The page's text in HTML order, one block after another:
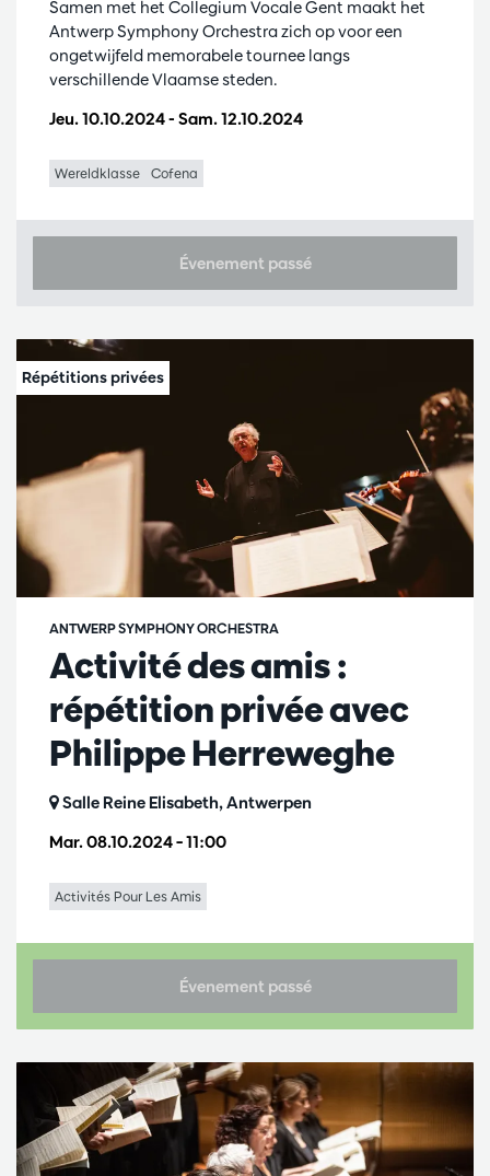
Jeu. 10.10.2024- Sam. 12.10.2024
Samen met het Collegium Vocale Gent maakt het
Antwerp Symphony Orchestra zich op voor een
ongetwijfeld memorabele tournee langs
verschillende Vlaamse steden.
Wereldklasse Cofena
Évenement passé
Activité des amis :
répétition privée avec
Philippe Herreweghe
ANTWERP SYMPHONY ORCHESTRA
Mar. 08.10.2024– 11:00
Salle Reine Elisabeth, Antwerpen
Activités Pour Les Amis
Évenement passé